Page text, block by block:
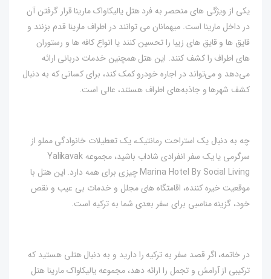
یکی از ویژگی های منحصر به فرد هتل یالیکاواک مارینا قرار گرفتن آن
در داخل مارینا است. میهمانان می توانند در اطراف مارینا قدم بزنند و
قایق ها و قایق های زیبا را تحسین کنند یا انواع کافه ها و رستوران
های اطراف را کشف کنند. این هتل همچنین خدمات دربانی ارائه
می‌دهد و می‌تواند در اجاره خودرو کمک کند، برای کسانی که به دنبال
کشف شهرها و جاذبه‌های اطراف هستند، عالی است.
چه به دنبال یک استراحت رمانتیک، یک تعطیلات خانوادگی مملو از
سرگرمی یا یک سفر انفرادی شاداب باشید، مجموعه Yalikavak
Marina Hotel By Social Living چیزی برای همه دارد. این هتل با
موقعیت خیره کننده، اقامتگاه های مجلل و خدمات بی عیب و نقص
خود، گزینه مناسبی برای سفر بعدی شما به ترکیه است.
در خاتمه، اگر قصد سفر به ترکیه را دارید و به دنبال هتلی هستید که
ترکیبی از آرامش و تجمل را ارائه دهد، مجموعه یالیکاواک مارینا هتل